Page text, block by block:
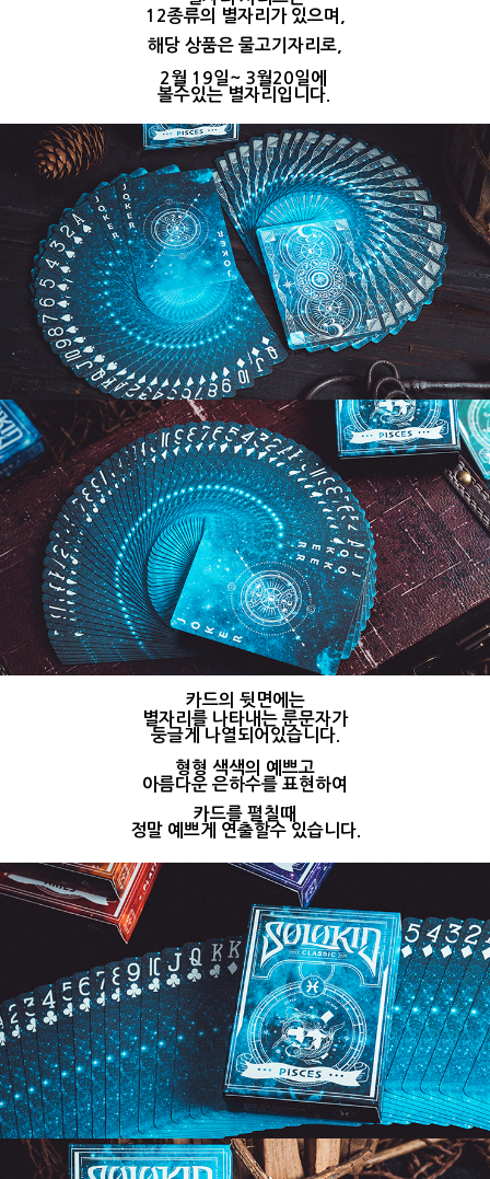
12종류의 별자리가 있으며,
해당 상품은 물고기자리로,
2월 19일~ 3월20일에
볼수있는 별자리입니다.
카드의 뒷면에는
별자리를 나타내는 룬문자가
둥글게 나열되어있습니다.
형형 색색의 예쁘고
아름다운 은하수를 표현하여
카드를 펼칠때
정말 예쁘게 연출할수 있습니다.